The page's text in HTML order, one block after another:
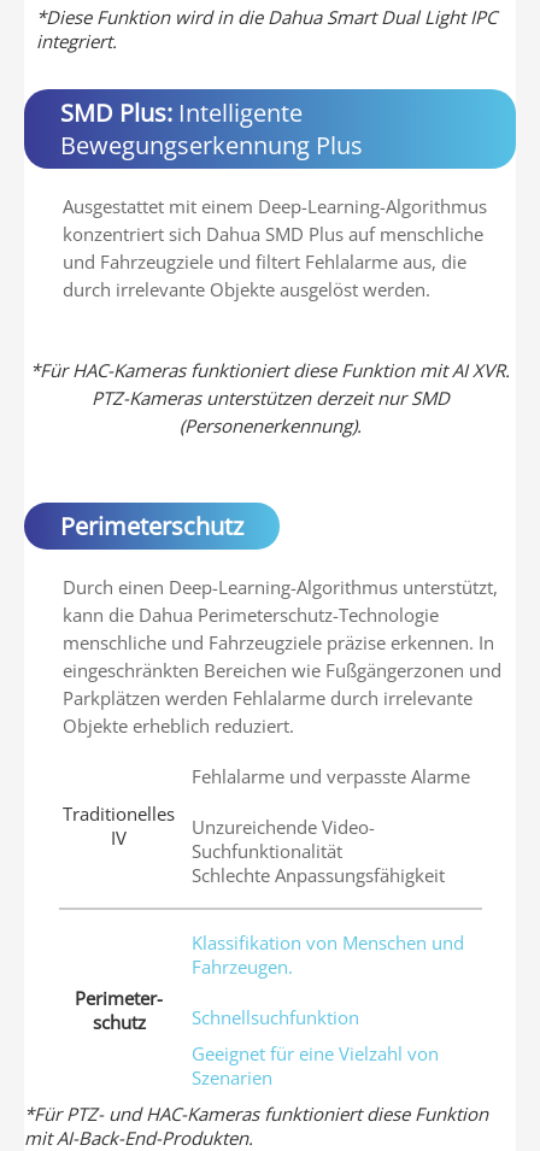
*Diese Funktion wird in die Dahua Smart Dual Light IPC
integriert.
SMD Plus:Intelligente
Bewegungserkennung Plus
Ausgestattet mit einem Deep-Learning-Algorithmus
konzentriert sich Dahua SMD Plus auf menschliche
und Fahrzeugziele und filtert Fehlalarme aus, die
durch irrelevante Objekte ausgelöst werden.
*Für HAC-Kameras funktioniert diese Funktion mit AI XVR.
PTZ-Kameras unterstützen derzeit nur SMD
(Personenerkennung).
Perimeterschutz
Durch einen Deep-Learning-Algorithmus unterstützt,
kann die Dahua Perimeterschutz-Technologie
menschliche und Fahrzeugziele präzise erkennen. In
eingeschränkten Bereichen wie Fußgängerzonen und
Parkplätzen werden Fehlalarme durch irrelevante
Objekte erheblich reduziert.
Traditionelles
IV
Fehlalarme und verpasste Alarme
Unzureichende Video-
Suchfunktionalität
Schlechte Anpassungsfähigkeit
Perimeter-
schutz
Klassifikation von Menschen und
Fahrzeugen.
Schnellsuchfunktion
Geeignet für eine Vielzahl von
Szenarien
*Für PTZ- und HAC-Kameras funktioniert diese Funktion
mit AI-Back-End-Produkten.